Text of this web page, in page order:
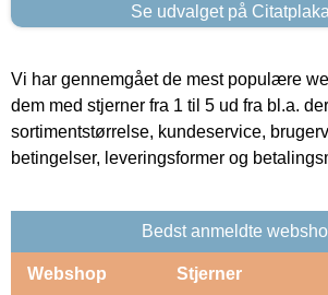
Se udvalget på
Vi har gennemgået de mest populære
dem med stjerner fra 1 til 5 ud fra bl.a.
sortimentstørrelse, kundeservice,
betingelser, leveringsformer og
Bedst anmeldte
Webshop Stjerner